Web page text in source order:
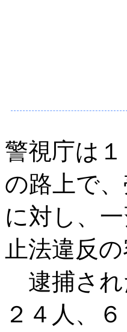
警視庁は
の路上で
に対し、
止法違反
逮捕され
２４人、